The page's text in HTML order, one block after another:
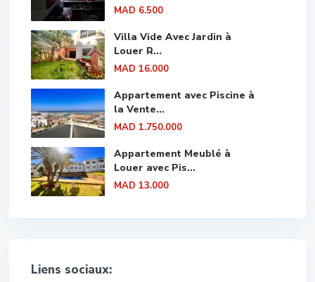
MAD 6.500
Villa Vide Avec Jardin à
Louer R...
MAD 16.000
Appartement avec Piscine à
la Vente...
MAD 1.750.000
Appartement Meublé à
Louer avec Pis...
MAD 13.000
Liens sociaux: